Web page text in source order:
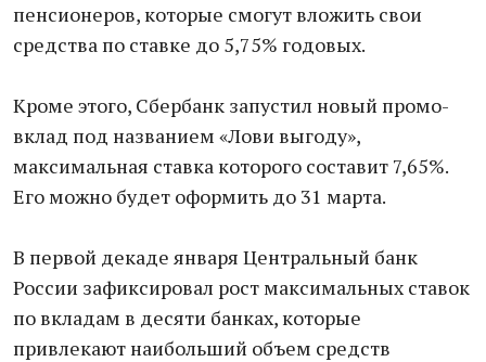
пенсионеров, которые смогут вложить свои
средства по ставке до 5,75% годовых.
Кроме этого, Сбербанк запустил новый промо-
вклад под названием «Лови выгоду»,
максимальная ставка которого составит 7,65%.
Его можно будет оформить до 31 марта.
В первой декаде января Центральный банк
России зафиксировал рост максимальных ставок
по вкладам в десяти банках, которые
привлекают наибольший объем средств